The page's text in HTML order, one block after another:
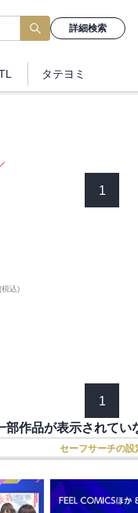
詳細検索
タテヨミ
1
(税込)
1
作品が表示されてい
セーフサーチの設